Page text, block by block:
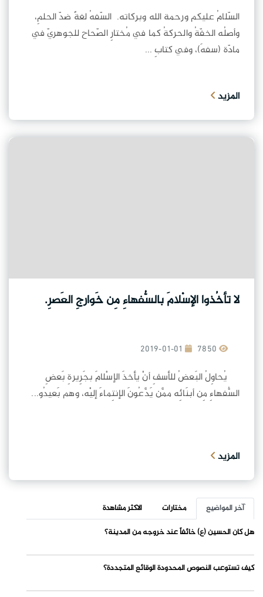
السّلامُ عليكم ورحمة الله وبركاته. السّفهُ لغةً ضدّ الحلمِ،
وأصلُه الخفّةُ والحركةُ كما في مُختارِ الصّحاح للجوهريّ في
مادّة (سفهَ)، وفي كتابِ ...
المزيد
لا تأخُذوا الإسْلامَ بالسُّفهاءِ مِن خَوارجِ العَصرِ.
2019-01-01
يُحاوِلُ البَعضُ للأسفِ أنْ يأخذَ الإسْلامَ بجَرِيرةِ بَعضِ
السُّفهاءِ مِن أبنَائِه ممَّن يَدَّعُونَ الإنتِماءَ إليْه، وهم بَعيدُو...
المزيد
آخر المواضيع مختارات
الاكثر مشاهدة
هل كان الحسين (ع) خائفاً عند خروجه من المدينة؟
كيف تستوعب النصوص المحدودة الوقائع المتجددة؟